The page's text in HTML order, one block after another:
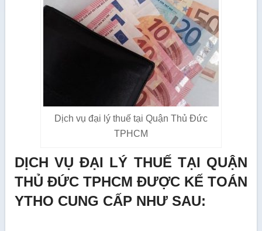
Dịch vụ đại lý thuế tại Quận Thủ Đức
TPHCM
DỊCH VỤ ĐẠI LÝ THUẾ TẠI QUẬN
THỦ ĐỨC TPHCM ĐƯỢC KẾ TOÁN
YTHO CUNG CẤP NHƯ SAU: